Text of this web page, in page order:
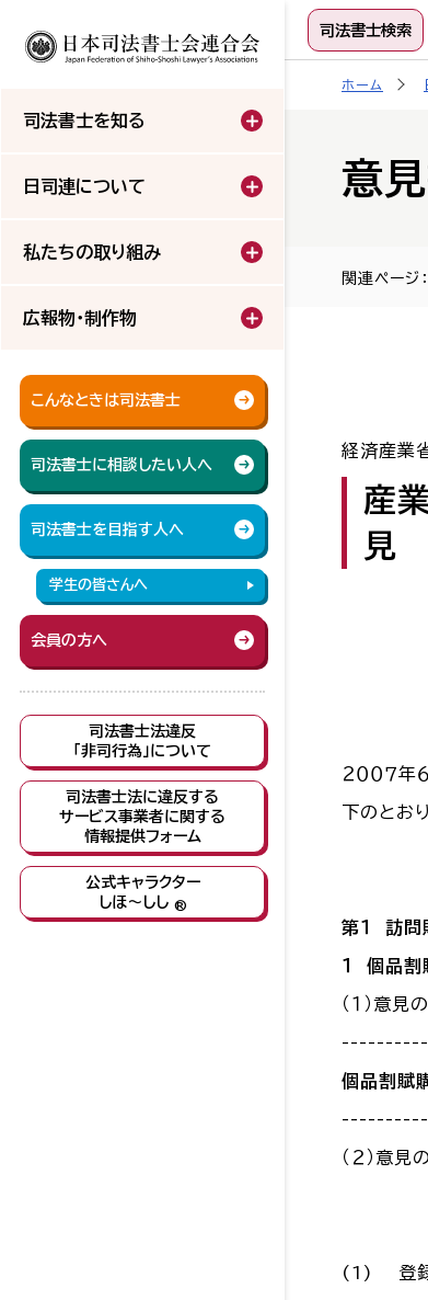
司法書士を知る
日司連について
私たちの取り組み
広報物・制作物
こんなときは司法書士
司法書士に相談したい人へ
司法書士を目指す人へ
学生の皆さんへ
会員の方へ
司法書士法違反
「非司行為」について
司法書士法に違反する
サービス事業者に関する
情報提供フォーム
公式キャラクター
しほ～しし ®
司法書士検索
ホーム
意
関連ページ：
経済産業
産
見
２００７
下のとお
第１ 訪問
１ 個品割
（１）意見
個品割賦
（２）意見
(1) 登録